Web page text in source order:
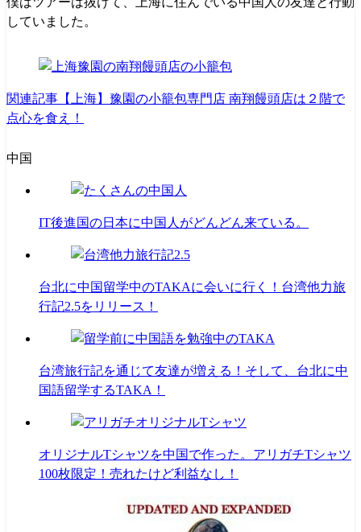
していました。
関連記事 【上海】豫園の小籠包専門店 南翔饅頭店は２階で
点心を食え！
中国
IT後進国の日本に中国人がどんどん来ている。
台北に中国留学中のTAKAに会いに行く！台湾他力旅
行記2.5をリリース！
台湾旅行記を通じて友達が増える！そして、台北に中
国語留学するTAKA！
オリジナルTシャツを中国で作った。アリガチTシャツ
100枚限定！売れたけど利益なし！